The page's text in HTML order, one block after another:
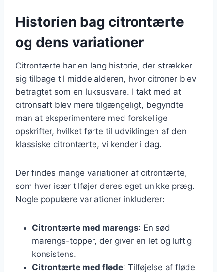
Historien bag citrontærte
og dens variationer
Citrontærte har en lang historie, der strækker
sig tilbage til middelalderen, hvor citroner blev
betragtet som en luksusvare. I takt med at
citronsaft blev mere tilgængeligt, begyndte
man at eksperimentere med forskellige
opskrifter, hvilket førte til udviklingen af den
klassiske citrontærte, vi kender i dag.
Der findes mange variationer af citrontærte,
som hver især tilføjer deres eget unikke præg.
Nogle populære variationer inkluderer:
Citrontærte med marengs: En sød
marengs-topper, der giver en let og luftig
konsistens.
Citrontærte med fløde: Tilføjelse af fløde